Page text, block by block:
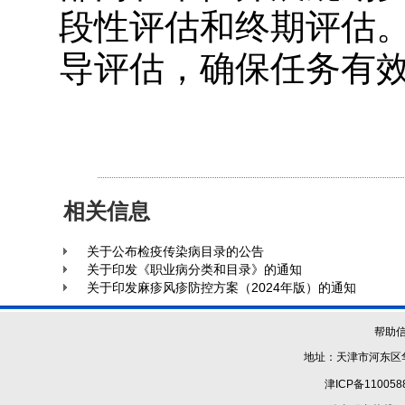
段性评估和终期评估
导评估，确保任务有
相关信息
关于公布检疫传染病目录的公告
关于印发《职业病分类和目录》的通知
关于印发麻疹风疹防控方案（2024年版）的通知
帮助
地址：天津市河
津ICP备